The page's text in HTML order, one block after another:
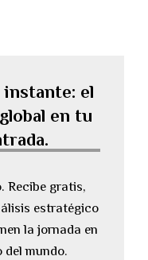
instante: el
en tu
Recibe gratis,
estratégico
la jornada en
del mundo.